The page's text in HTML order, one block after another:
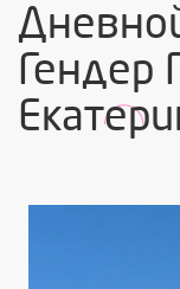
Гендер